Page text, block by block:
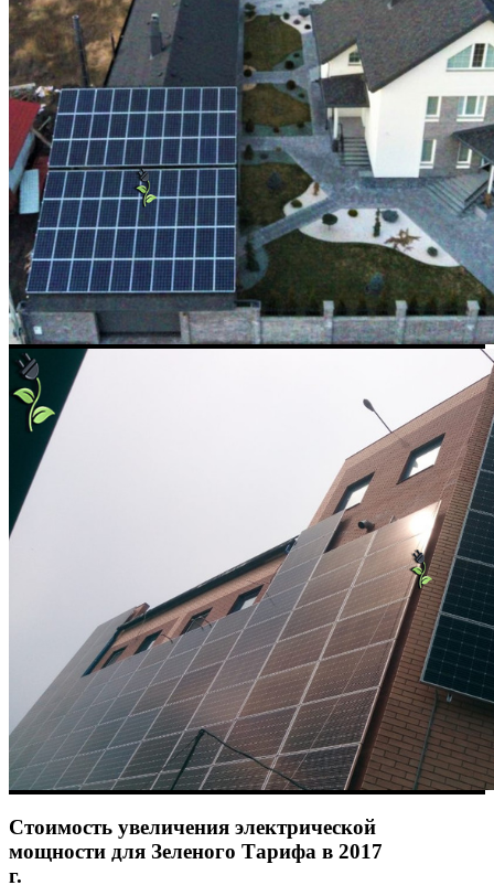
Стоимость увеличения электрической
мощности для Зеленого Тарифа в 2017
г.